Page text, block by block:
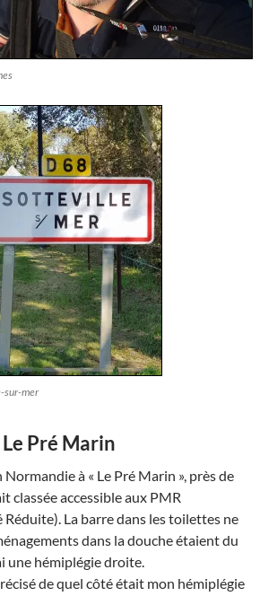
sur-mer
Le Pré Marin
Normandie à « Le Pré Marin », près de
classée accessible aux PMR
La barre dans les toilettes ne
dans la douche étaient du
une hémiplégie droite.
de quel côté était mon hémiplégie